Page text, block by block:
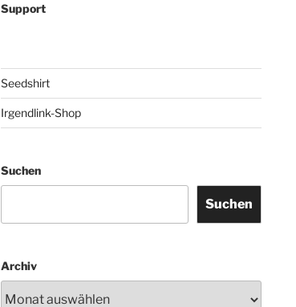
Support
Seedshirt
Irgendlink-Shop
Suchen
Suchen
Archiv